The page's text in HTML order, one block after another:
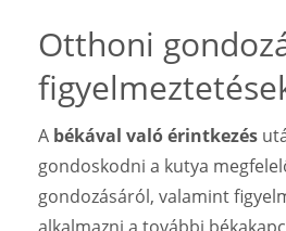
Otthoni
A békával való érintkezés
gondoskodni a kutya
gondozásáról, valamint
alkalmazni a további